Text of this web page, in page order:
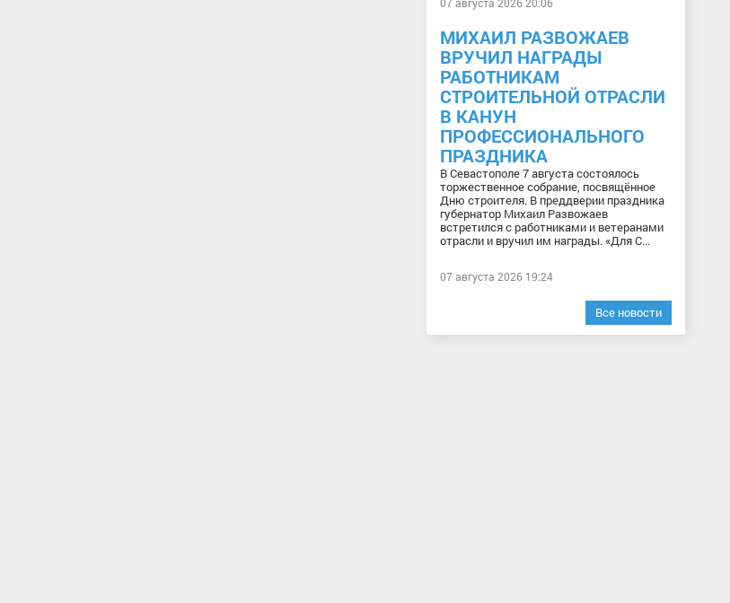
МИХАИЛ РАЗВОЖАЕВ
ВРУЧИЛ НАГРАДЫ
РАБОТНИКАМ
СТРОИТЕЛЬНОЙ ОТРАСЛИ
В КАНУН
ПРОФЕССИОНАЛЬНОГО
ПРАЗДНИКА
В Севастополе 7 августа состоялось
торжественное собрание, посвящённое
Дню строителя. В преддверии праздника
губернатор Михаил Развожаев
встретился с работниками и ветеранами
отрасли и вручил им награды. «Для С...
07 августа 2026 19:24
Все новости